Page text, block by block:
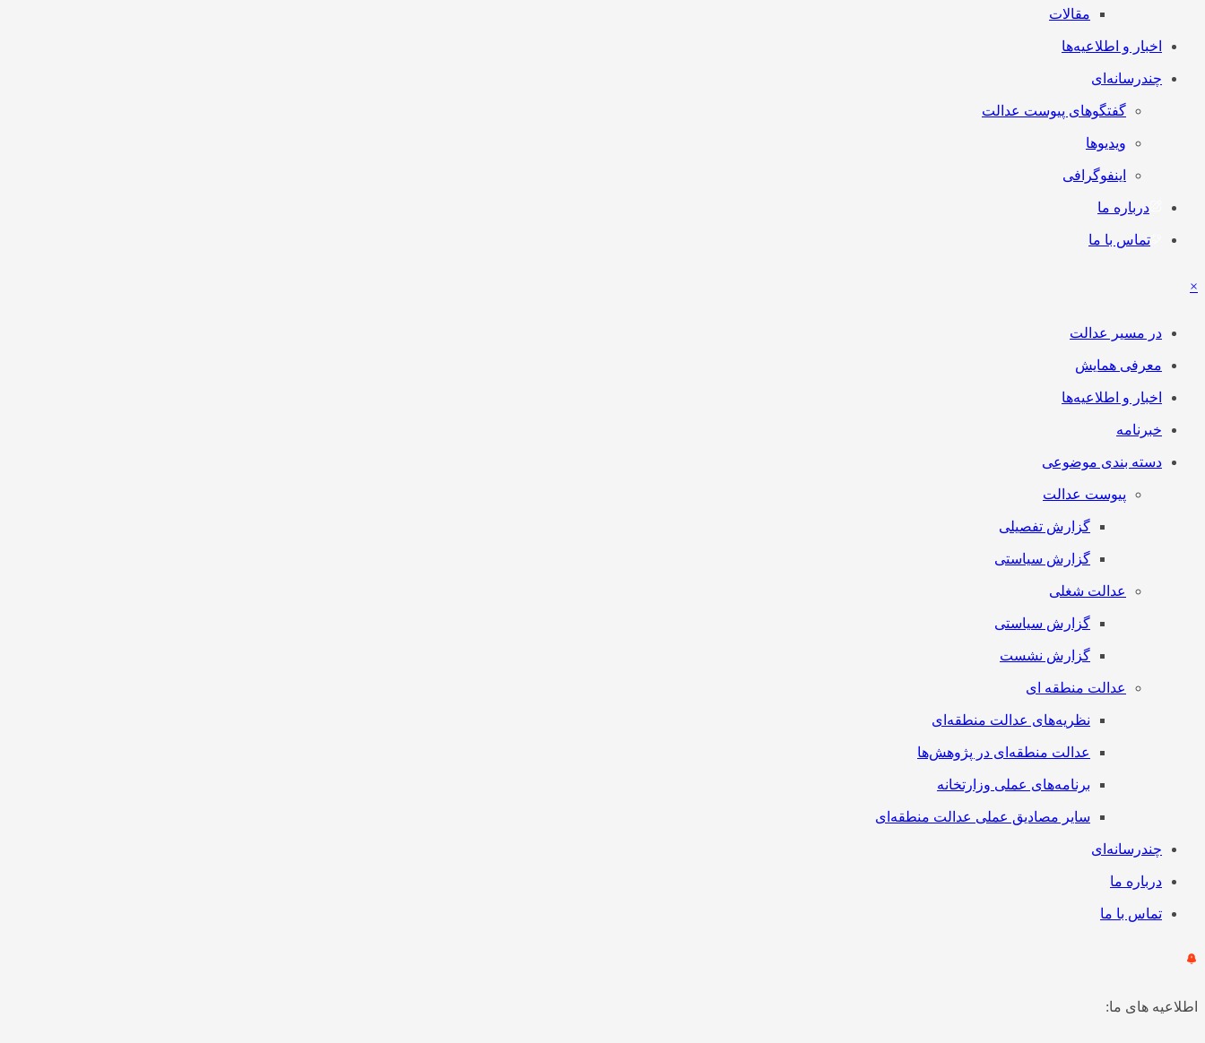
مقالات
اخبار و اطلاعیه‌ها
چندرسانه‌ای
گفتگوهای پیوست عدالت
ویدیوها
اینفوگرافی
درباره ما
تماس با ما
×
در مسیر عدالت
معرفی همایش
اخبار و اطلاعیه‌ها
خبرنامه
دسته بندی موضوعی
پیوست عدالت
گزارش تفصیلی
گزارش سیاستی
عدالت شغلی
گزارش سیاستی
گزارش نشست
عدالت منطقه ای
نظریه‌های عدالت منطقه‌ای
عدالت منطقه‌ای در پژوهش‌ها
برنامه‌های عملی وزارتخانه
سایر مصادیق عملی عدالت منطقه‌ای
چندرسانه‌ای
درباره ما
تماس با ما
اطلاعیه های ما: